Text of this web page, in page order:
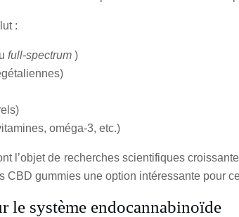
:
full-spectrum )
oméga-3, etc.)
l’objet de recherches scientifiques
gummies une option intéressante pour
le système endocannabinoïde